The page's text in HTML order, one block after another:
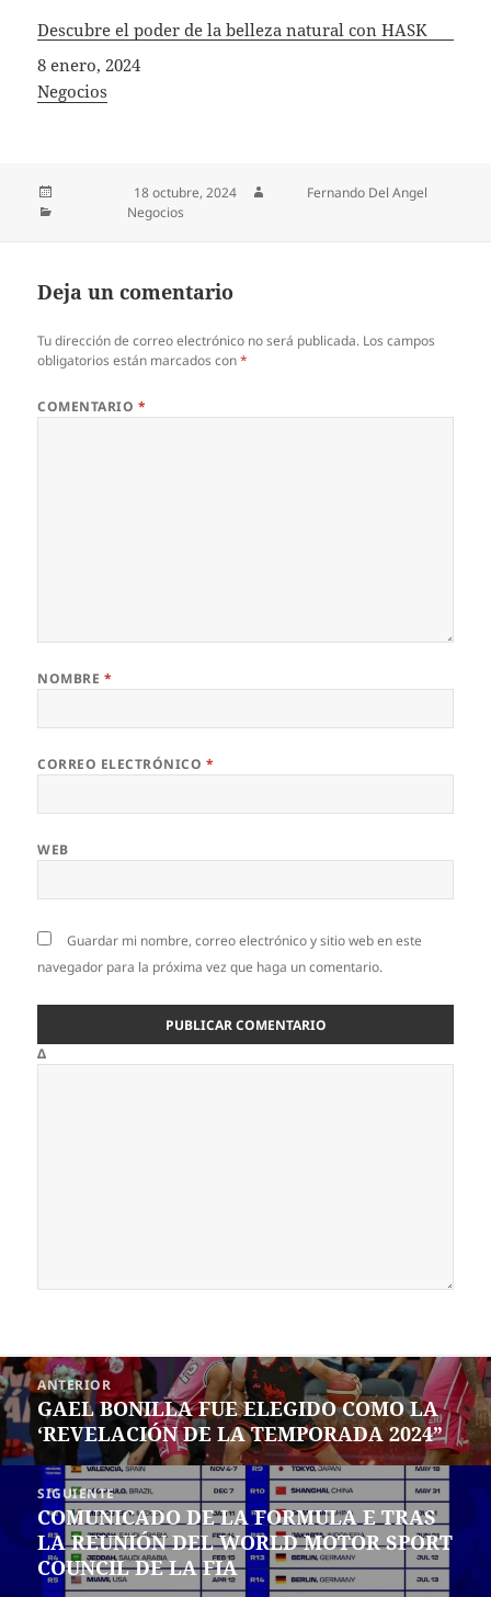
Descubre el poder de la belleza natural con HASK
Fecha
8 enero, 2024
In relation to
Negocios
18 octubre, 2024
Fernando Del Angel
Negocios
Deja un comentario
Tu dirección de correo electrónico no será publicada. Los campos
obligatorios están marcados con*
COMENTARIO *
NOMBRE *
CORREO ELECTRÓNICO *
WEB
Guardar mi nombre, correo electrónico y sitio web en este
navegador para la próxima vez que haga un comentario.
Δ
Navegación
de
entradas
ANTERIOR
Entrada
anterior:
GAEL BONILLA FUE ELEGIDO COMO LA
‘REVELACIÓN DE LA TEMPORADA 2024”
SIGUIENTE
Siguiente
entrada:
COMUNICADO DE LA FORMULA E TRAS
LA REUNIÓN DEL WORLD MOTOR SPORT
COUNCIL DE LA FIA